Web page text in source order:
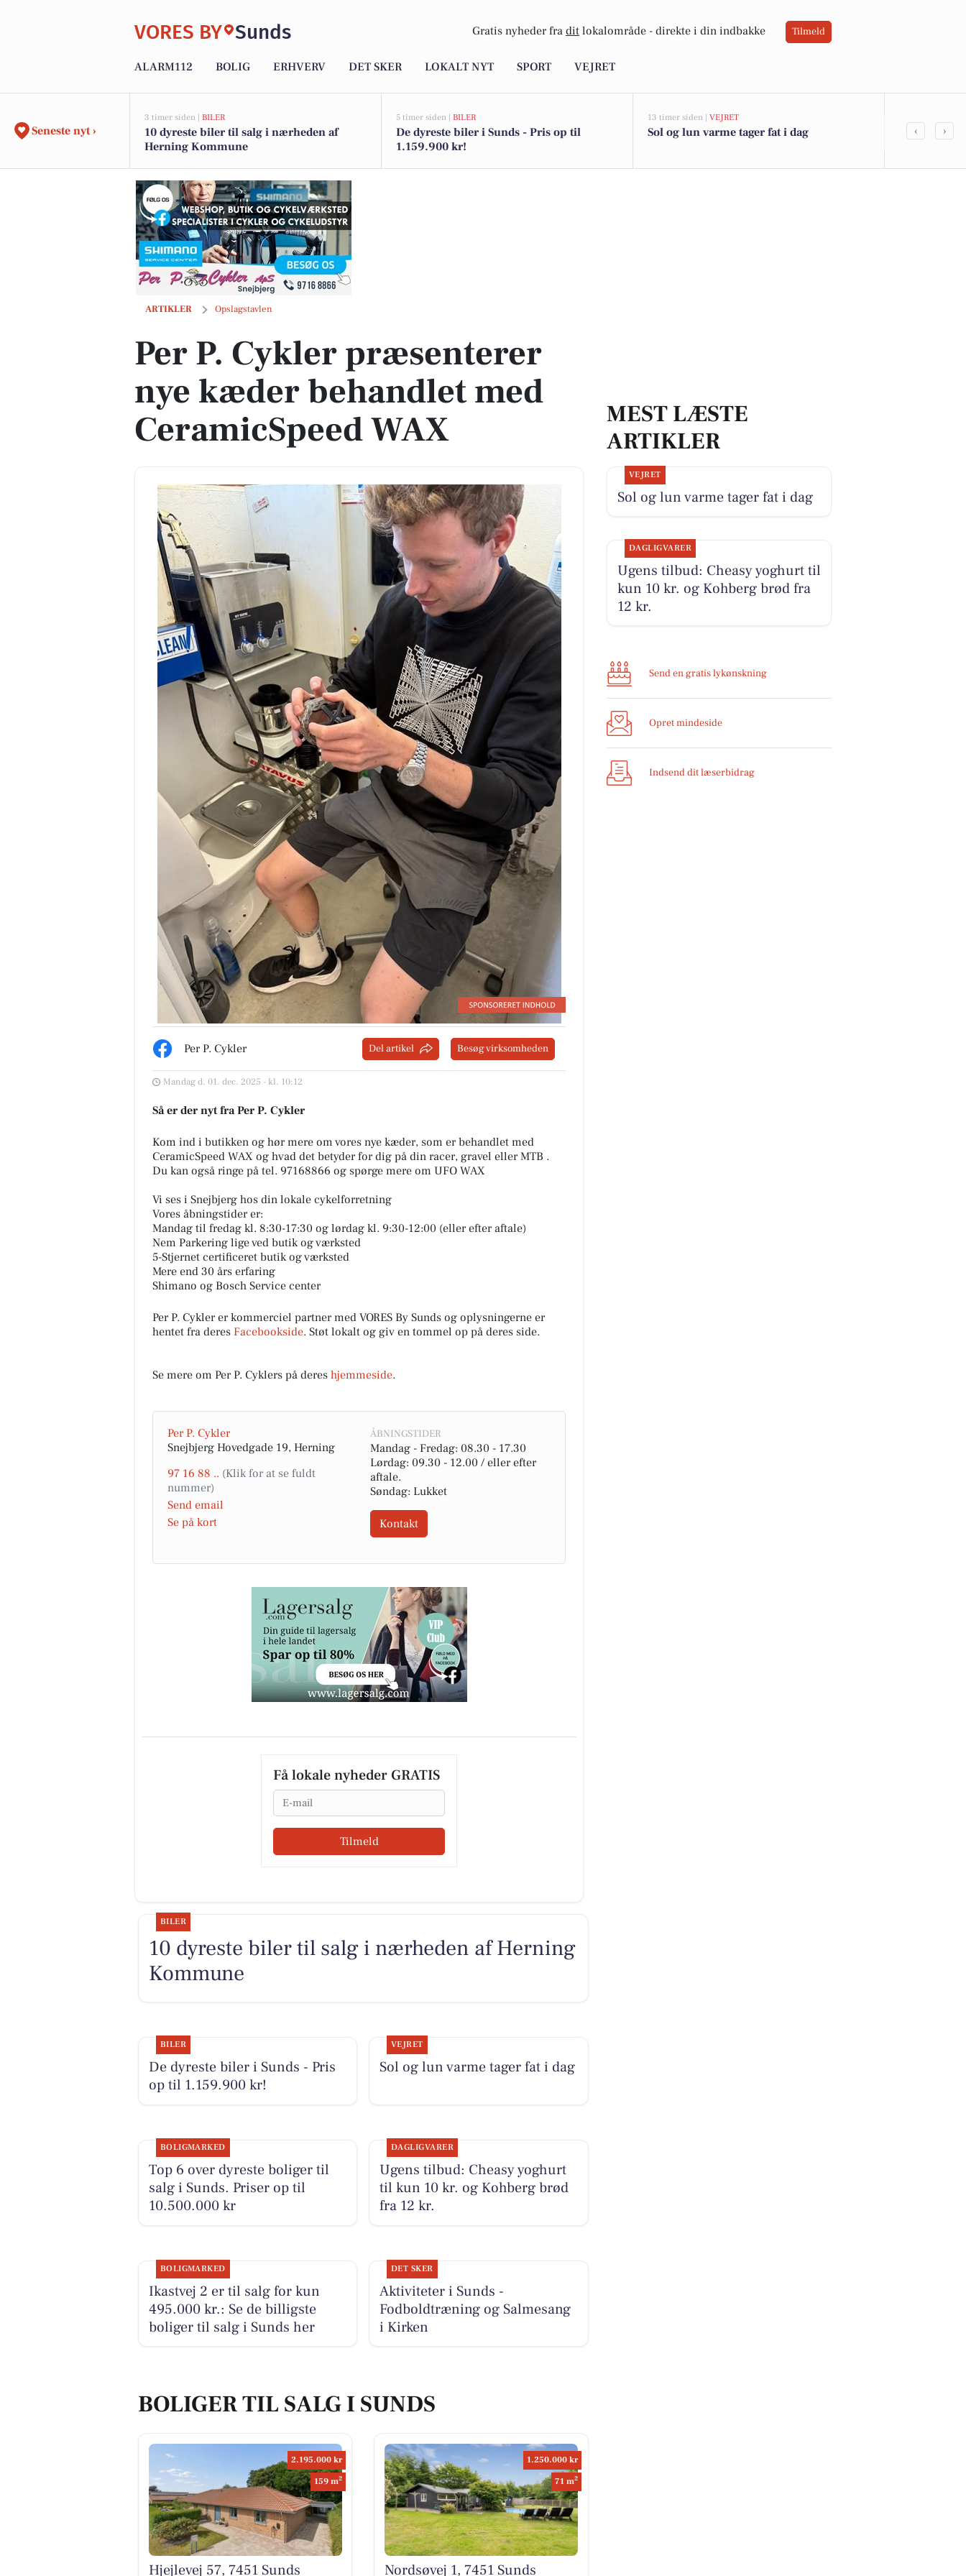
VORES BY Sunds Gratis nyheder fra dit lokalområde - direkte i din indbakke Tilmeld
ALARM112 BOLIG ERHVERV DET SKER LOKALT NYT SPORT VEJRET
Seneste nyt ›
3 timer siden | BILER
10 dyreste biler til salg i nærheden af
Herning Kommune
5 timer siden | BILER
De dyreste biler i Sunds - Pris op til
1.159.900 kr!
13 timer siden | VEJRET
Sol og lun varme tager fat i dag
Top 6 over
‹ ›
ARTIKLER Opslagstavlen
Per P. Cykler præsenterer nye kæder behandlet med CeramicSpeed WAX
Per P. Cykler præsenterer
nye kæder behandlet med
CeramicSpeed WAX
Per P. Cykler Del artikel Besøg virksomheden
Mandag d. 01. dec. 2025 - kl. 10:12
Så er der nyt fra Per P. Cykler
Kom ind i butikken og hør mere om vores nye kæder, som er behandlet med
CeramicSpeed WAX og hvad det betyder for dig på din racer, gravel eller MTB .
Du kan også ringe på tel. 97168866 og spørge mere om UFO WAX
Vi ses i Snejbjerg hos din lokale cykelforretning
Vores åbningstider er:
Mandag til fredag kl. 8:30-17:30 og lørdag kl. 9:30-12:00 (eller efter aftale)
Nem Parkering lige ved butik og værksted
5-Stjernet certificeret butik og værksted
Mere end 30 års erfaring
Shimano og Bosch Service center
Per P. Cykler er kommerciel partner med VORES By Sunds og oplysningerne er
hentet fra deres Facebookside. Støt lokalt og giv en tommel op på deres side.
Se mere om Per P. Cyklers på deres hjemmeside.
Per P. Cykler
Snejbjerg Hovedgade 19, Herning
97 16 88 ..
Send email
Se på kort
ÅBNINGSTIDER
Mandag - Fredag: 08.30 - 17.30
Lørdag: 09.30 - 12.00 / eller efter
aftale.
Søndag: Lukket
Kontakt
Få lokale nyheder GRATIS
Email
Tilmeld
MEST LÆSTE
ARTIKLER
VEJRET
Sol og lun varme tager fat i dag
DAGLIGVARER
Ugens tilbud: Cheasy yoghurt til
kun 10 kr. og Kohberg brød fra
12 kr.
Send en gratis lykønskning
Opret mindeside
Indsend dit læserbidrag
BILER
10 dyreste biler til salg i nærheden af Herning
Kommune
BILER
De dyreste biler i Sunds - Pris
op til 1.159.900 kr!
VEJRET
Sol og lun varme tager fat i dag
BOLIGMARKED
Top 6 over dyreste boliger til
salg i Sunds. Priser op til
10.500.000 kr
DAGLIGVARER
Ugens tilbud: Cheasy yoghurt
til kun 10 kr. og Kohberg brød
fra 12 kr.
BOLIGMARKED
Ikastvej 2 er til salg for kun
495.000 kr.: Se de billigste
boliger til salg i Sunds her
DET SKER
Aktiviteter i Sunds -
Fodboldtræning og Salmesang
i Kirken
BOLIGER TIL SALG I SUNDS
2.195.000 kr
159 m2
Hjejlevej 57, 7451 Sunds
1.250.000 kr
71 m2
Nordsøvej 1, 7451 Sunds